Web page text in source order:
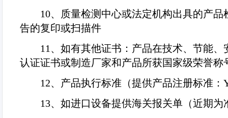
10、质量检测中心或法定机构出具的产品
告的复印或扫描件
11 、如有其他证书：产品在技术、节能
认证证书或制造厂家和产品所获国家级荣誉称
12、产品执行标准（提供产品注册标准：
13、如进口设备提供海关报关单（近期为